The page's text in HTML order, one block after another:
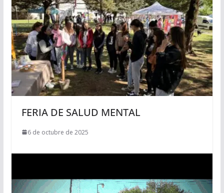
FERIA DE SALUD MENTAL
6 de octubre de 2025